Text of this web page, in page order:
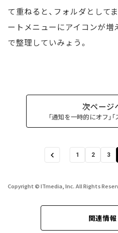
て重ねると、フォルダとして
ートメニューにアイコンが増
で整理していみょう。
次ページ
「通知を一時的にオフ」
1 2 3
Copyright © ITmedia, Inc. All Rights
関連情報